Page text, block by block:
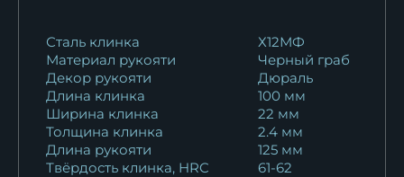
Сталь клинка
Х12МФ
Материал рукояти
Черный граб
Декор рукояти
Дюраль
Длина клинка
100 мм
Ширина клинка
22 мм
Толщина клинка
2.4 мм
Длина рукояти
125 мм
Твёрдость клинка, HRC
61-62